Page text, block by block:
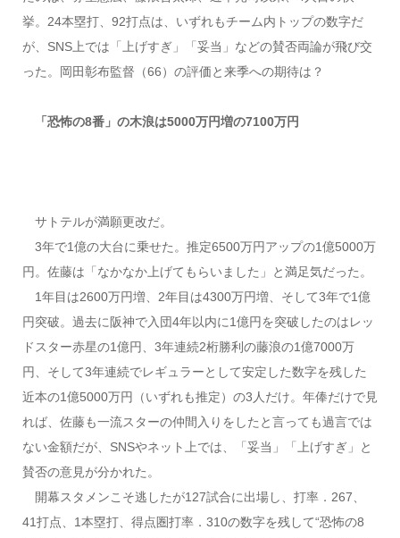
挙。24本塁打、92打点は、いずれもチーム内トップの数字だ
が、SNS上では「上げすぎ」「妥当」などの賛否両論が飛び交
った。岡田彰布監督（66）の評価と来季への期待は？
「恐怖の8番」の木浪は5000万円増の7100万円
サトテルが満願更改だ。
3年で1億の大台に乗せた。推定6500万円アップの1億5000万
円。佐藤は「なかなか上げてもらいました」と満足気だった。
1年目は2600万円増、2年目は4300万円増、そして3年で1億
円突破。過去に阪神で入団4年以内に1億円を突破したのはレッ
ドスター赤星の1億円、3年連続2桁勝利の藤浪の1億7000万
円、そして3年連続でレギュラーとして安定した数字を残した
近本の1億5000万円（いずれも推定）の3人だけ。年俸だけで見
れば、佐藤も一流スターの仲間入りをしたと言っても過言では
ない金額だが、SNSやネット上では、「妥当」「上げすぎ」と
賛否の意見が分かれた。
開幕スタメンこそ逃したが127試合に出場し、打率．267、
41打点、1本塁打、得点圏打率．310の数字を残して“恐怖の8